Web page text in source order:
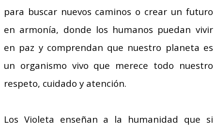
para buscar nuevos caminos o crear un futuro
en armonía, donde los humanos puedan vivir
en paz y comprendan que nuestro planeta es
un organismo vivo que merece todo nuestro
respeto, cuidado y atención.
Los Violeta enseñan a la humanidad que si